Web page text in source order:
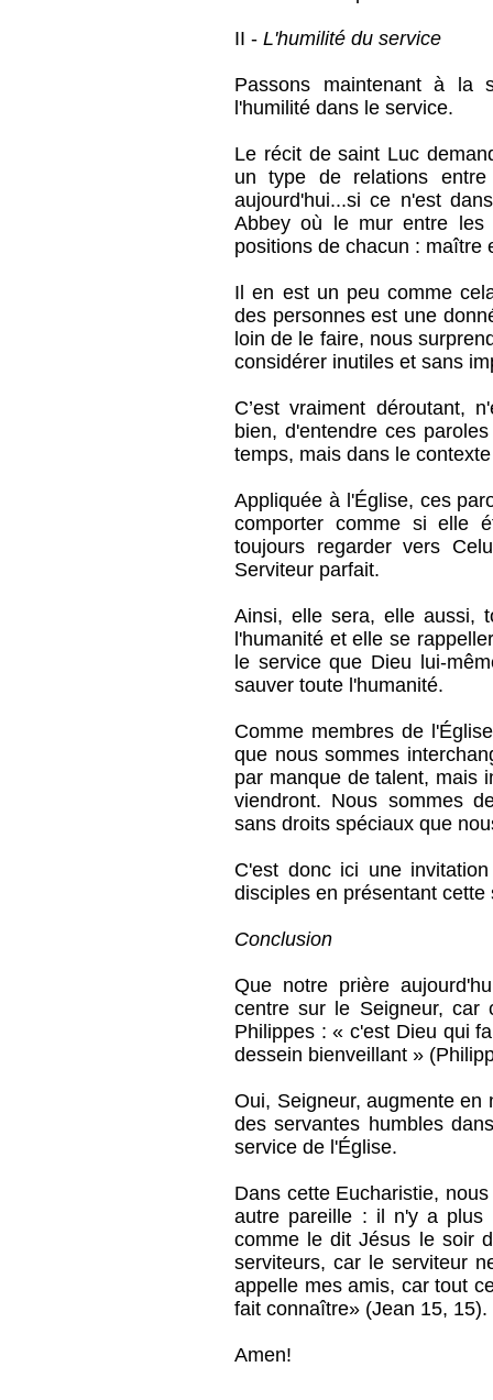
II -L'humilité du service
Passons maintenant à la
l'humilité dans le service.
Le récit de saint Luc
un type de relations
aujourd'hui...si ce n'est
Abbey où le mur entre les
positions de chacun : maître
Il en est un peu comme
des personnes est une
loin de le faire, nous
considérer inutiles et sans
C’est vraiment déroutant,
bien, d'entendre ces
temps, mais dans le
Appliquée à l'Église, ces
comporter comme si elle
toujours regarder vers
Serviteur parfait.
Ainsi, elle sera, elle aussi,
l'humanité et elle se
le service que Dieu lui-
sauver toute l'humanité.
Comme membres de
que nous sommes
par manque de talent, mais
viendront. Nous sommes
sans droits spéciaux que
C'est donc ici une
disciples en présentant
Conclusion
Que notre prière
centre sur le Seigneur, car
Philippes : « c'est Dieu qui
dessein bienveillant »
Oui, Seigneur, augmente
des servantes humbles
service de l'Église.
Dans cette Eucharistie,
autre pareille : il n'y a plus
comme le dit Jésus le soir
serviteurs, car le serviteur
appelle mes amis, car tout
fait connaître» (Jean 15, 15).
Amen!